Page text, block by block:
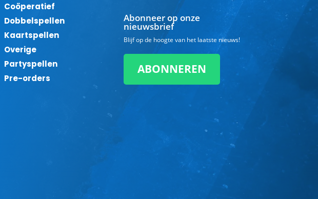
Coöperatief
Dobbelspellen
Kaartspellen
Overige
Partyspellen
Pre-orders
Abonneer op onze
nieuwsbrief
Blijf op de hoogte van het laatste nieuws!
ABONNEREN